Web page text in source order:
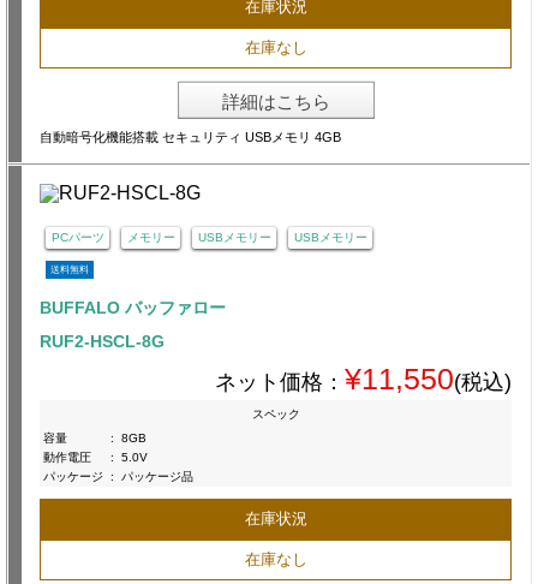
在庫状況
在庫なし
詳細はこちら
自動暗号化機能搭載 セキュリティ USBメモリ 4GB
PCパーツ メモリー USBメモリー USBメモリー
送料無料
BUFFALO バッファロー
RUF2-HSCL-8G
ネット価格： ¥11,550(税込)
スペック
容量
:
8GB
動作電圧
:
5.0V
パッケージ
: パッケージ品
在庫状況
在庫なし